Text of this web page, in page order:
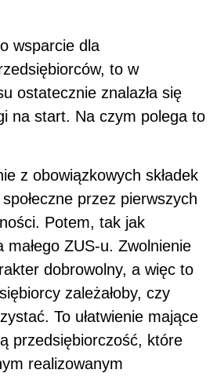
wsparcie dla
to w
ostatecznie znalazła się
na start. Na czym polega to
z obowiązkowych składek
przez pierwszych
Potem, tak jak
ZUS-u. Zwolnienie
dobrowolny, a więc to
zależałoby, czy
To ułatwienie mające
przedsiębiorczość, które
realizowanym